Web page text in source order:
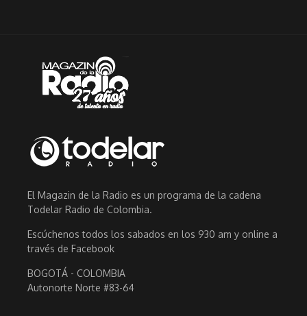
El Magazin de la Radio es un programa de la cadena
Todelar Radio de Colombia.
Escúchenos todos los sabados en los 930 am y online a
través de Facebook
BOGOTÁ - COLOMBIA
Autonorte Norte #83-64